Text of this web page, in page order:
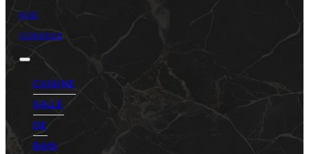
NOS
CONSEILS
CUISINE
SALLE
DE
BAIN